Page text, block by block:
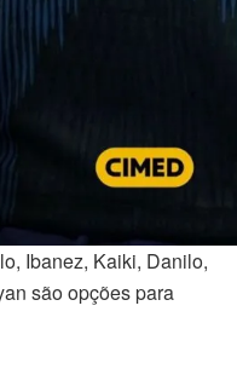
Ibanez, Kaiki, Danilo,
são opções para